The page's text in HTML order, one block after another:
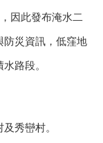
因此發布淹水二
防災資訊，低窪地
路段。
秀巒村。